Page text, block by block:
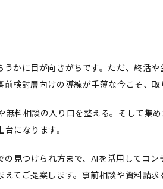
かに目が向きがちです。ただ、終活
検討層向けの導線が手薄な今こそ、取
料相談の入り口を整える。そして集
になります。
見つけられ方まで、AIを活用してコ
てご提案します。事前相談や資料請